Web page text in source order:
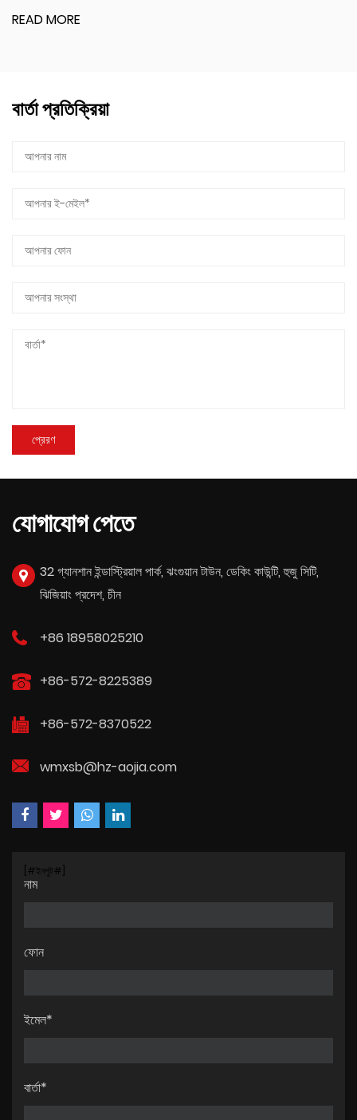
বার্তা প্রতিক্রিয়া
যোগাযোগ পেতে
32 গ্যানশান ইন্ডাস্ট্রিয়াল পার্ক, ঝংগুয়ান টাউন, ডেকিং কাউন্টি, হুজু সিটি,
ঝিজিয়াং প্রদেশ, চীন
+86 18958025210
+86-572-8225389
+86-572-8370522
wmxsb@hz-aojia.com
[#ইনপুট#]
নাম
ফোন
ইমেল*
বার্তা*